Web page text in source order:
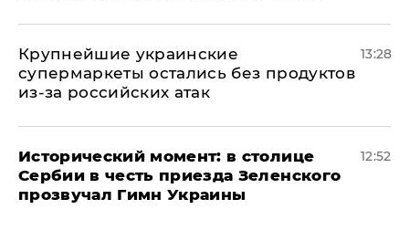
Крупнейшие украинские
супермаркеты остались без продуктов
из-за российских атак
13:28
Исторический момент: в столице
Сербии в честь приезда Зеленского
прозвучал Гимн Украины
12:52